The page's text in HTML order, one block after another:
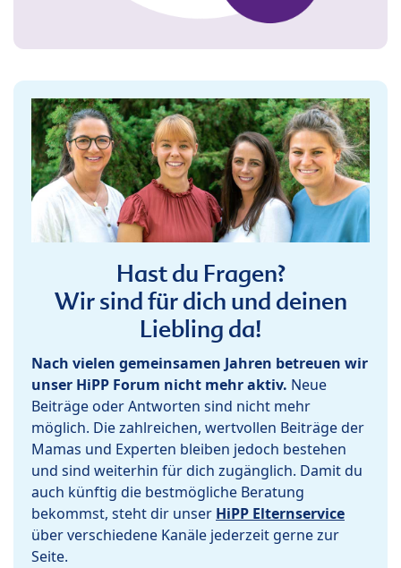
Hast du Fragen?
Wir sind für dich und deinen
Liebling da!
Nach vielen gemeinsamen Jahren betreuen wir
unser HiPP Forum nicht mehr aktiv. Neue
Beiträge oder Antworten sind nicht mehr
möglich. Die zahlreichen, wertvollen Beiträge der
Mamas und Experten bleiben jedoch bestehen
und sind weiterhin für dich zugänglich. Damit du
auch künftig die bestmögliche Beratung
bekommst, steht dir unser HiPP Elternservice
über verschiedene Kanäle jederzeit gerne zur
Seite.